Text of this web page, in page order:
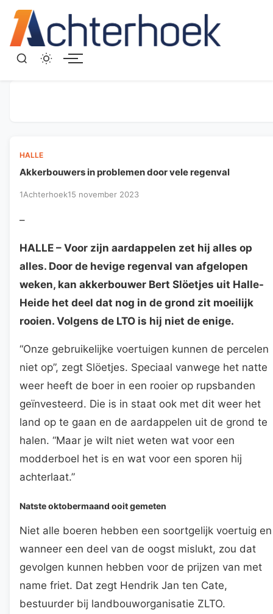
HALLE
Akkerbouwers in problemen door vele regenval
1Achterhoek15 november 2023
–
HALLE – Voor zijn aardappelen zet hij alles op
alles. Door de hevige regenval van afgelopen
weken, kan akkerbouwer Bert Slöetjes uit Halle-
Heide het deel dat nog in de grond zit moeilijk
rooien. Volgens de LTO is hij niet de enige.
“Onze gebruikelijke voertuigen kunnen de percelen
niet op”, zegt Slöetjes. Speciaal vanwege het natte
weer heeft de boer in een rooier op rupsbanden
geïnvesteerd. Die is in staat ook met dit weer het
land op te gaan en de aardappelen uit de grond te
halen. “Maar je wilt niet weten wat voor een
modderboel het is en wat voor een sporen hij
achterlaat.”
Natste oktobermaand ooit gemeten
Niet alle boeren hebben een soortgelijk voertuig en
wanneer een deel van de oogst mislukt, zou dat
gevolgen kunnen hebben voor de prijzen van met
name friet. Dat zegt Hendrik Jan ten Cate,
bestuurder bij landbouworganisatie ZLTO.